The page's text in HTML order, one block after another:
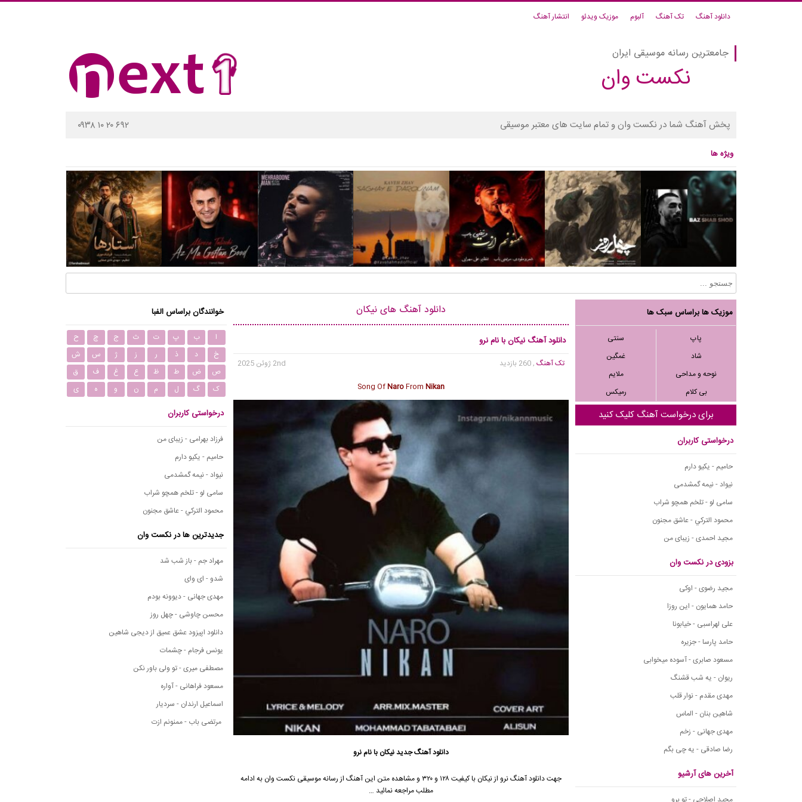
دانلود آهنگ تک آهنگ آلبوم موزیک ویدئو انتشار آهنگ
جامعترین رسانه موسیقی ایران
نکست وان
پخش آهنگ شما در نکست وان و تمام سایت های معتبر موسیقی ۰۹۳۸ ۱۰ ۲۰ ۶۹۲
ویژه ها
موزیک ها براساس سبک ها
پاپ
سنتی
شاد
غمگین
نوحه و مداحی
ملایم
بی کلام
رمیکس
برای درخواست آهنگ کلیک کنید
درخواستی کاربران
حامیم - یکیو دارم
نیواد - نیمه گمشدمی
سامی لو - تلخم همچو شراب
محمود التركي - عاشق مجنون
مجید احمدی - زیبای من
بزودی در نکست وان
مجید رضوی - اوکی
حامد همایون - این روزا
علی لهراسبی - خیابونا
حامد پارسا - جزیره
مسعود صابری - آسوده میخوابی
ریوان - یه شب قشنگ
مهدی مقدم - نوار قلب
شاهین بنان - الماس
مهدی جهانی - زخم
رضا صادقی - یه چی بگم
آخرین های آرشیو
دانلود آهنگ های نیکان
دانلود آهنگ نیکان با نام نرو
تک آهنگ, 260 بازدید
2nd ژوئن 2025
Song OfNaroFromNikan
دانلود آهنگ جدیدنیکان با نام نرو
جهت دانلود آهنگ نرو از نیکان با کیفیت ۱۲۸ و ۳۲۰ و مشاهده متن این آهنگ از رسانه موسیقی نکست وان به ادامه
مطلب مراجعه نمائید …
خوانندگان براساس الفبا
ا ب پ ت ث ج چ
ح
خ
د ذ ر ز ژ س
ش
ص
ض ط ظ ع غ ف
ق
ک
گ ل م ن و ه ی
درخواستی کاربران
فرزاد بهرامی - زیبای من
حامیم - یکیو دارم
نیواد - نیمه گمشدمی
سامی لو - تلخم همچو شراب
محمود التركي - عاشق مجنون
جدیدترین ها در نکست وان
مهراد جم - باز شب شد
شدو - ای وای
مهدی جهانی - دیوونه بودم
محسن چاوشی - چهل روز
دانلود اپیزود عشق عمیق از دیجی شاهین
یونس فرجام - چشمات
مصطفی میری - تو ولی باور نکن
مسعود فراهانی - آواره
اسماعیل ارندان - سردیار
مرتضی باب - ممنونم ازت